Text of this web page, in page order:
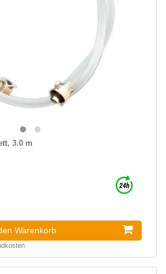
3.0 m
Warenkorb